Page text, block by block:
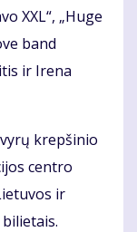
XXL“, „Huge
band
ir Irena
krepšinio
centro
ir